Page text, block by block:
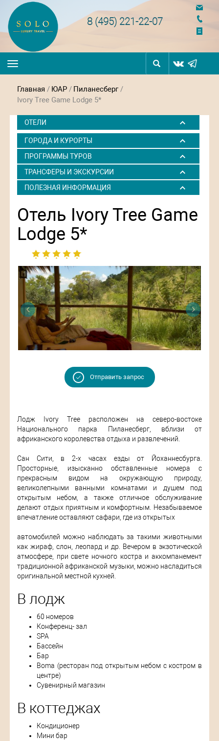
8 (495) 221-22-07
Toggle
navigation
Главная / ЮАР / Пиланесберг/
Ivory Tree Game Lodge 5*
ОТЕЛИ
ГОРОДА И КУРОРТЫ
ПРОГРАММЫ ТУРОВ
ТРАНСФЕРЫ И ЭКСКУРСИИ
ПОЛЕЗНАЯ ИНФОРМАЦИЯ
Отель Ivory Tree Game
Lodge 5*
Отправить запрос
Лодж Ivory Tree расположен на северо-востоке
Национального парка Пиланесберг, вблизи от
африканского королевства отдыха и развлечений.
Сан Сити, в 2-х часах езды от Йоханнесбурга.
Просторные, изысканно обставленные номера с
прекрасным видом на окружающую природу,
великолепными ванными комнатами и душем под
открытым небом, а также отличное обслуживание
делают отдых приятным и комфортным. Незабываемое
впечатление оставляют сафари, где из открытых
автомобилей можно наблюдать за такими животными
как жираф, слон, леопард и др. Вечером в экзотической
атмосфере, при свете ночного костра и аккомпанемент
традиционной африканской музыки, можно насладиться
оригинальной местной кухней.
В лодж
60 номеров
Конференц- зал
SPA
Бассейн
Бар
Boma (ресторан под открытым небом с костром в
центре)
Сувенирный магазин
В коттеджах
Кондиционер
Мини бар